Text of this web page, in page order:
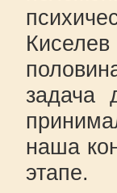
задача
наша
этапе.